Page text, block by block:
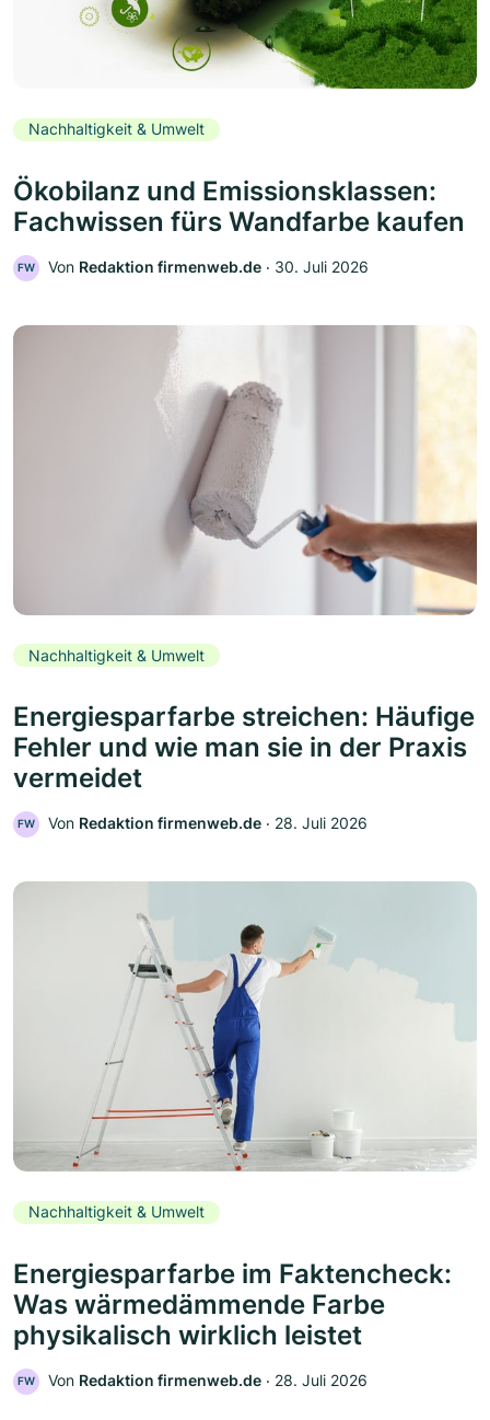
Nachhaltigkeit & Umwelt
Ökobilanz und Emissionsklassen:
Fachwissen fürs Wandfarbe kaufen
FW Von Redaktion firmenweb.de ‧ 30. Juli 2026
Nachhaltigkeit & Umwelt
Energiesparfarbe streichen: Häufige
Fehler und wie man sie in der Praxis
vermeidet
FW Von Redaktion firmenweb.de ‧ 28. Juli 2026
Nachhaltigkeit & Umwelt
Energiesparfarbe im Faktencheck:
Was wärmedämmende Farbe
physikalisch wirklich leistet
FW Von Redaktion firmenweb.de ‧ 28. Juli 2026